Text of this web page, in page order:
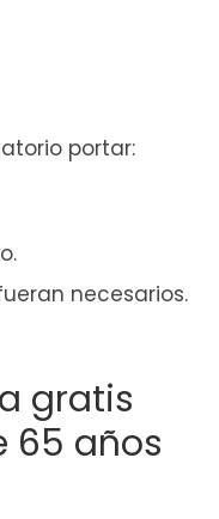
portar:
necesarios.
gratis
65 años